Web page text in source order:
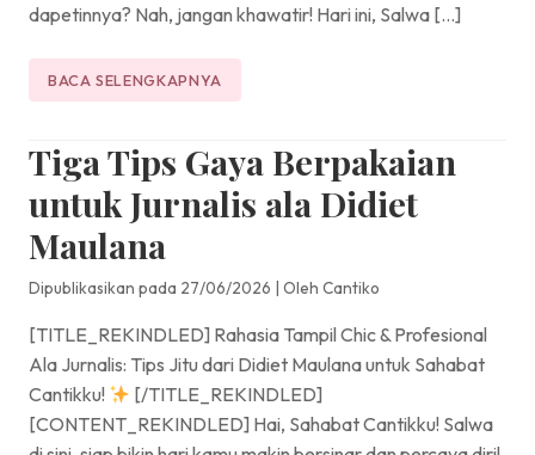
dapetinnya? Nah, jangan khawatir! Hari ini, Salwa […]
BACA SELENGKAPNYA
Tiga Tips Gaya Berpakaian
untuk Jurnalis ala Didiet
Maulana
Dipublikasikan pada 27/06/2026 | Oleh Cantiko
[TITLE_REKINDLED] Rahasia Tampil Chic & Profesional
Ala Jurnalis: Tips Jitu dari Didiet Maulana untuk Sahabat
Cantikku!
[/TITLE_REKINDLED]
[CONTENT_REKINDLED] Hai, Sahabat Cantikku! Salwa